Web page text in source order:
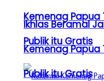
Kemenag Papua
Publik itu Gratis
Ikhlas Beramal
Kemenag Papua
Publik itu Gratis